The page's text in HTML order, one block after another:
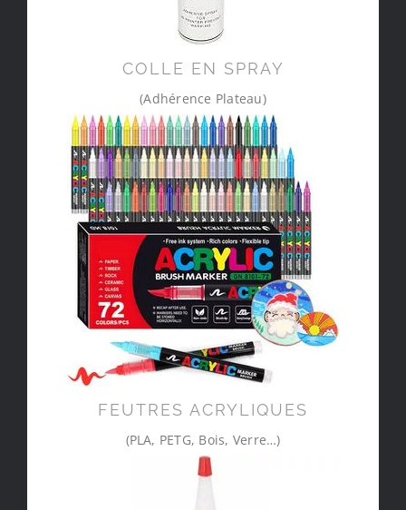
COLLE EN SPRAY
(Adhérence Plateau)
FEUTRES ACRYLIQUES
(PLA, PETG, Bois, Verre…)